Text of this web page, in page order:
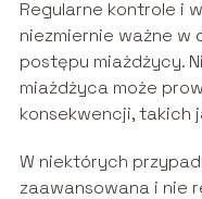
Regularne kontrole i
niezmiernie ważne w
postępu miażdżycy.
miażdżyca może
konsekwencji, takich
W niektórych
zaawansowana i nie